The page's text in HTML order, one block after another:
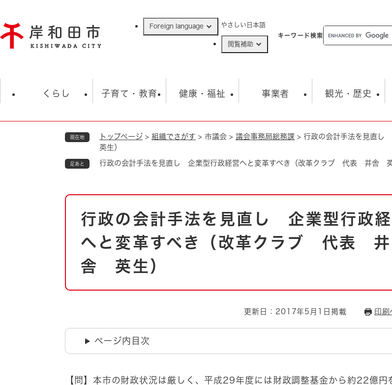
ジ
の
Foreign language やさしい日本語
閲覧補助
キーワード検索
くらし
住民票・戸籍
保険・年金
自然・環境・公園 住宅
おくやみ
男女共同参画
地域コミュニティ・ボラン
国際交流
子育て・教育
学校 子育て
健康・福祉
福祉・健康・生活 生涯学習・スポーツ
事業者
入札・契約情報 まち
産業振興 税金
観光・歴史
観光 観光スポット
歴史 動画情報
市の概要 総合計画
行財政 人権・平和
オープンデータ
現在地 トップページ > 組織でさがす > 市議会 > 議会事務局総務課 > 行政の会計手法を見直
英生）
足あと 行政の会計手法を見直し 企業型行政経営へと変革すべき（改革クラブ 代表 井舎 英
本
行政の会計手法を見直し 企業型行政
へと変革すべき（改革クラブ 代表 井
舎 英生）
更新日：2017年5月1日掲載 印刷
ページ内目次
【問】本市の財政状況は厳しく、平成29年度には財政調整基金から約22億円